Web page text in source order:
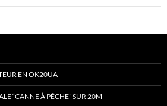
EN OK20UA
“CANNE À PÊCHE” SUR 20M